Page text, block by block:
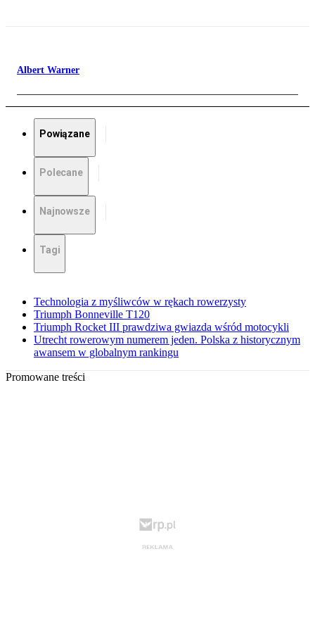
Albert Warner
Powiązane
Polecane
Najnowsze
Tagi
Technologia z myśliwców w rękach rowerzysty
Triumph Bonneville T120
Triumph Rocket III prawdziwa gwiazda wśród motocykli
Utrecht rowerowym numerem jeden. Polska z historycznym
awansem w globalnym rankingu
Promowane treści